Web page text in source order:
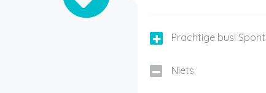
Prachtige bus!
Niets